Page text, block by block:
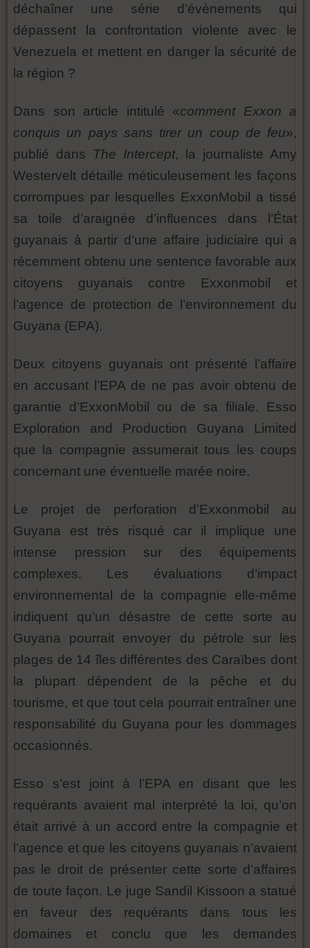
déchaîner une série d’évènements qui
dépassent la confrontation violente avec le
Venezuela et mettent en danger la sécurité de
la région ?
Dans son article intitulé «comment Exxon a
conquis un pays sans tirer un coup de feu»,
publié dans The Intercept, la journaliste Amy
Westervelt détaille méticuleusement les façons
corrompues par lesquelles ExxonMobil a tissé
sa toile d’araignée d’influences dans l’État
guyanais à partir d’une affaire judiciaire qui a
récemment obtenu une sentence favorable aux
citoyens guyanais contre Exxonmobil et
l’agence de protection de l’environnement du
Guyana (EPA).
Deux citoyens guyanais ont présenté l’affaire
en accusant l’EPA de ne pas avoir obtenu de
garantie d’ExxonMobil ou de sa filiale. Esso
Exploration and Production Guyana Limited
que la compagnie assumerait tous les coups
concernant une éventuelle marée noire.
Le projet de perforation d’Exxonmobil au
Guyana est très risqué car il implique une
intense pression sur des équipements
complexes. Les évaluations d’impact
environnemental de la compagnie elle-même
indiquent qu’un désastre de cette sorte au
Guyana pourrait envoyer du pétrole sur les
plages de 14 îles différentes des Caraïbes dont
la plupart dépendent de la pêche et du
tourisme, et que tout cela pourrait entraîner une
responsabilité du Guyana pour les dommages
occasionnés.
Esso s’est joint à l’EPA en disant que les
requérants avaient mal interprété la loi, qu’on
était arrivé à un accord entre la compagnie et
l’agence et que les citoyens guyanais n’avaient
pas le droit de présenter cette sorte d’affaires
de toute façon. Le juge Sandil Kissoon a statué
en faveur des requérants dans tous les
domaines et conclu que les demandes